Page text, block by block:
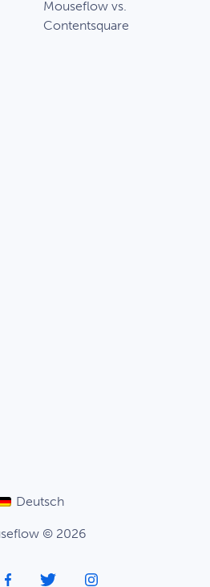
Mouseflow vs.
Contentsquare
Deutsch
© 2026